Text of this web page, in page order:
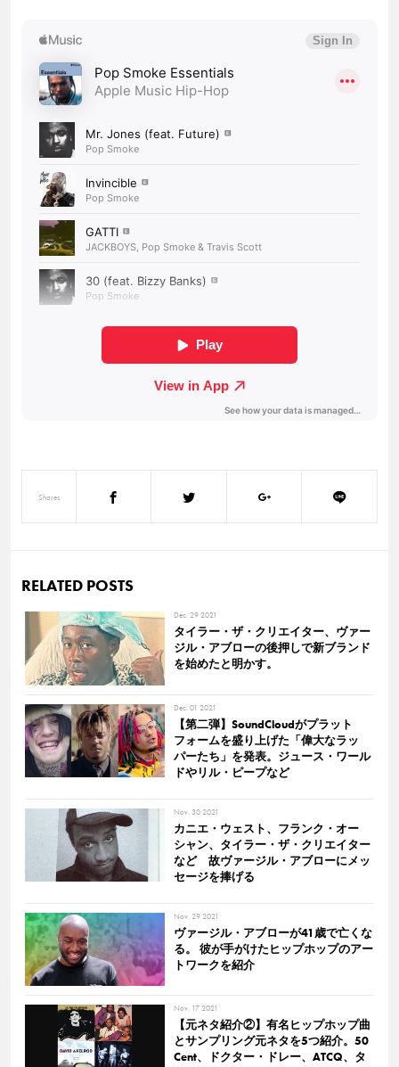
Shares
RELATED POSTS
Dec. 29 2021
タイラー・ザ・クリエイター、ヴァー
ジル・アブローの後押しで新ブランド
を始めたと明かす。
Dec. 01 2021
【第二弾】SoundCloudがプラット
フォームを盛り上げた「偉大なラッ
パーたち」を発表。ジュース・ワール
ドやリル・ピープなど
Nov. 30 2021
カニエ・ウェスト、フランク・オー
シャン、タイラー・ザ・クリエイター
など 故ヴァージル・アブローにメッ
セージを捧げる
Nov. 29 2021
ヴァージル・アブローが41歳で亡くな
る。 彼が手がけたヒップホップのアー
トワークを紹介
Nov. 17 2021
【元ネタ紹介②】有名ヒップホップ曲
とサンプリング元ネタを5つ紹介。50
Cent、ドクター・ドレー、ATCQ、タ